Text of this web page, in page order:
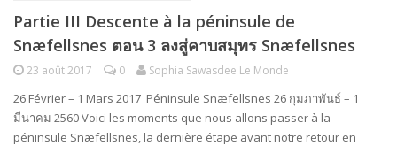
Partie III Descente à la péninsule de
Snæfellsnes ตอน 3 ลงสู่คาบสมุทร Snæfellsnes
23 août 2017 0 Sophia Sawasdee Le Monde
26 Février – 1 Mars 2017 Péninsule Snæfellsnes 26 กุมภาพันธ์ – 1
มีนาคม 2560 Voici les moments que nous allons passer à la
péninsule Snæfellsnes, la dernière étape avant notre retour en